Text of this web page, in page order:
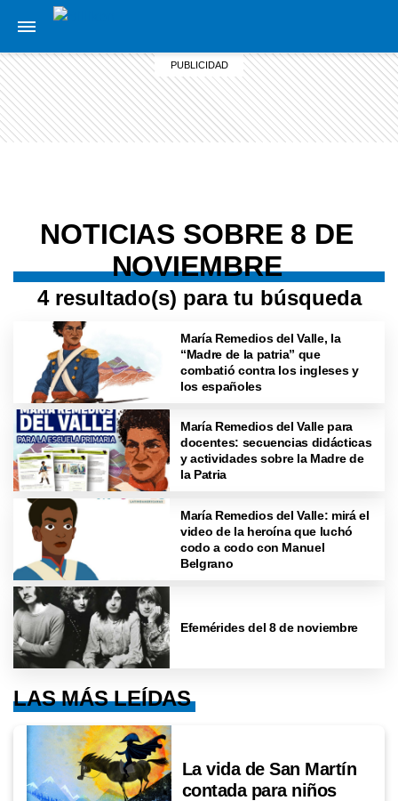
NOTICIAS SOBRE 8 DE
NOVIEMBRE
4 resultado(s) para tu búsqueda
María Remedios del Valle, la
“Madre de la patria” que
combatió contra los ingleses y
los españoles
María Remedios del Valle para
docentes: secuencias didácticas
y actividades sobre la Madre de
la Patria
María Remedios del Valle: mirá el
video de la heroína que luchó
codo a codo con Manuel
Belgrano
Efemérides del 8 de noviembre
LAS MÁS LEÍDAS
La vida de San Martín
contada para niños